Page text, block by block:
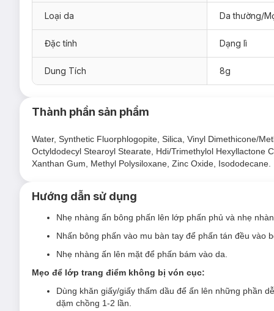
Phấn Phủ Carslan Black Magnetic Soft Mist
Phiên bản thường thích hợp mọi loại da, đặc biệt
Ưu thế nổi bật của Phấn Phủ Carslan Black
Kiềm dầu lâu trôi đến 24H:
Được chứng nhận bởi
hưởng đến độ ẩm tự nhiên.
Bảo vệ lớp nền, không gây khô da:Duy trì độ ẩm từ
Hạt phấn siêu mịn chỉ 1,5 micron:Kết cấu mịn, trong
mịn, phù hợp với mọi tông da.
Loại da Da thường/
Đặc tính Dạng lì
Dung Tích 8g
Thành phần sản phẩm
Water, Synthetic Fluorphlogopite, Silica, Vinyl Dimethicone/
Octyldodecyl Stearoyl Stearate, Hdi/Trimethylol Hexyllactone
Xanthan Gum, Methyl Polysiloxane, Zinc Oxide, Isododecane.
Hướng dẫn sử dụng
Nhẹ nhàng ấn bông phấn lên lớp phấn phủ và nhẹ
Nhấn bông phấn vào mu bàn tay để phấn tán đều vào
Nhẹ nhàng ấn lên mặt để phấn bám vào da.
Mẹo để lớp trang điểm không bị vón cục:
Dùng khăn giấy/giấy thấm dầu để ấn lên những phần
dặm chồng 1-2 lần.